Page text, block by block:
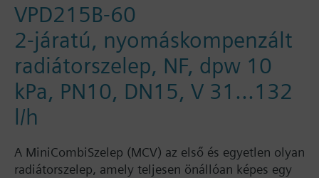
VPD215B-60
2-járatú, nyomáskompenzált
radiátorszelep, NF, dpw 10
kPa, PN10, DN15, V 31...132
l/h
A MiniCombiSzelep (MCV) az első és egyetlen olyan
radiátorszelep, amely teljesen önállóan képes egy